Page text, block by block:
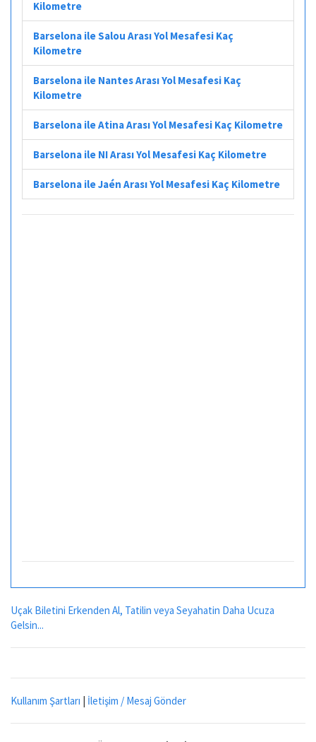
Kilometre
Barselona ile Salou Arası Yol Mesafesi Kaç
Kilometre
Barselona ile Nantes Arası Yol Mesafesi Kaç
Kilometre
Barselona ile Atina Arası Yol Mesafesi Kaç Kilometre
Barselona ile NI Arası Yol Mesafesi Kaç Kilometre
Barselona ile Jaén Arası Yol Mesafesi Kaç Kilometre
Uçak Biletini Erkenden Al, Tatilin veya Seyahatin Daha Ucuza
Gelsin...
Kullanım Şartları | İletişim / Mesaj Gönder